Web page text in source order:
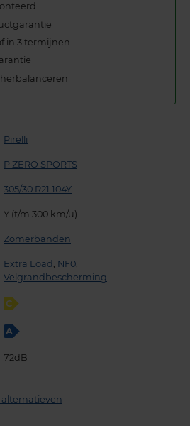
in 3 termijnen
Pirelli
P ZERO SPORTS
305/30 R21 104Y
Y (t/m 300 km/u)
Zomerbanden
Extra Load , NF0,
Velgrandbescherming
C
A
72dB